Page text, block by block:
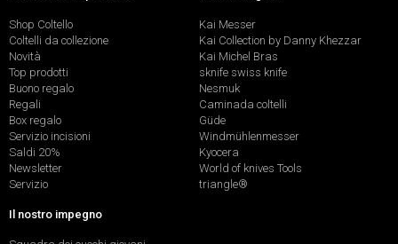
Shop Coltello
Coltelli da collezione
Novità
Top prodotti
Buono regalo
Regali
Box regalo
Servizio incisioni
Saldi 20%
Newsletter
Servizio
Kai Messer
Kai Collection by Danny Khezzar
Kai Michel Bras
sknife swiss knife
Nesmuk
Caminada coltelli
Güde
Windmühlenmesser
Kyocera
World of knives Tools
triangle®
Il nostro impegno